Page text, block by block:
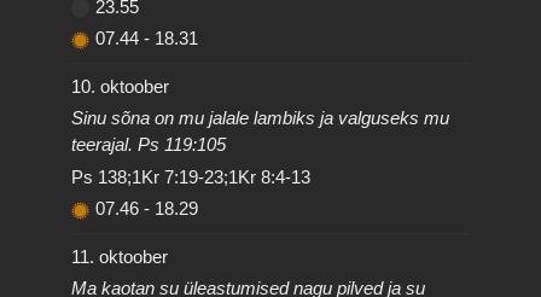
23.55
07.44 - 18.31
10. oktoober
Sinu sõna on mu jalale lambiks ja valguseks mu
teerajal. Ps 119:105
Ps 138;1Kr 7:19-23;1Kr 8:4-13
07.46 - 18.29
11. oktoober
Ma kaotan su üleastumised nagu pilved ja su